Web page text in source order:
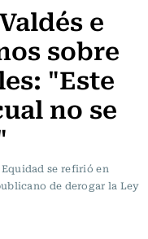
e
sobre
"Este
no se
se refirió en
de derogar la Ley